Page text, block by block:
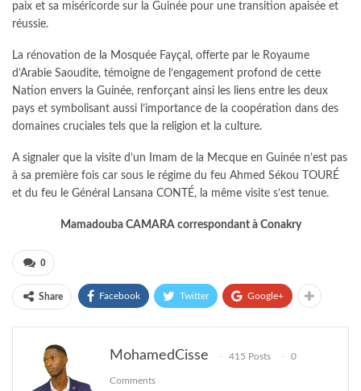
paix et sa miséricorde sur la Guinée pour une transition apaisée et
réussie.
La rénovation de la Mosquée Fayçal, offerte par le Royaume
d’Arabie Saoudite, témoigne de l’engagement profond de cette
Nation envers la Guinée, renforçant ainsi les liens entre les deux
pays et symbolisant aussi l’importance de la coopération dans des
domaines cruciales tels que la religion et la culture.
A signaler que la visite d’un Imam de la Mecque en Guinée n’est pas
à sa première fois car sous le régime du feu Ahmed Sékou TOURÉ
et du feu le Général Lansana CONTÉ, la même visite s’est tenue.
Mamadouba CAMARA correspondant à Conakry
0
Share Facebook Twitter Google+
MohamedCisse 415 Posts 0
Comments